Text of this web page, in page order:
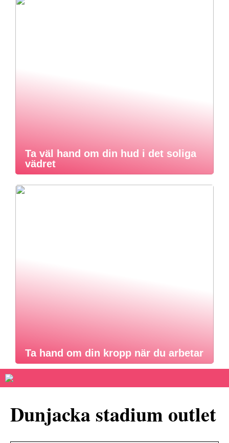
Ta väl hand om din hud i det soliga
vädret
Ta hand om din kropp när du arbetar
Dunjacka stadium outlet